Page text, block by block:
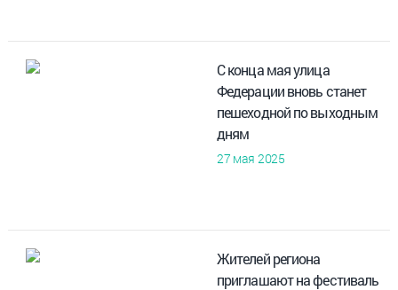
С конца мая улица
Федерации вновь станет
пешеходной по выходным
дням
27 мая 2025
Жителей региона
приглашают на фестиваль